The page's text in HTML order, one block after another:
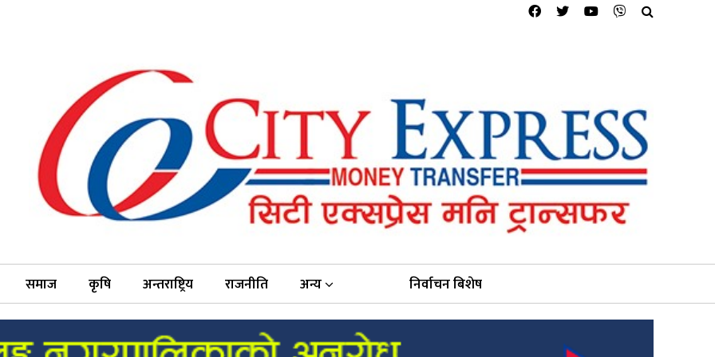
समाज कृषि अन्तराष्ट्रिय राजनीति अन्य निर्वाचन बिशेष